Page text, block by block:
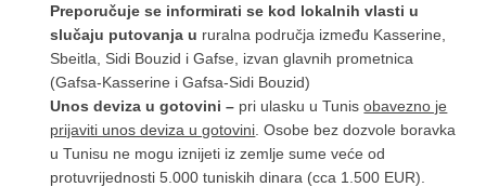
Preporučuje se informirati se kod lokalnih vlasti u
slučaju putovanja u ruralna područja između Kasserine,
Sbeitla, Sidi Bouzid i Gafse, izvan glavnih prometnica
(Gafsa-Kasserine i Gafsa-Sidi Bouzid)
Unos deviza u gotovini – pri ulasku u Tunisobavezno je
prijaviti unos deviza u gotovini . Osobe bez dozvole boravka
u Tunisu ne mogu iznijeti iz zemlje sume veće od
protuvrijednosti 5.000 tuniskih dinara (cca 1.500 EUR).